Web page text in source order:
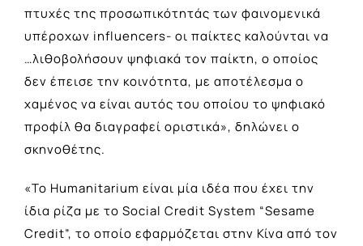
πτυχές της προσωπικότητάς των φαινομενικά
υπέροχων influencers- οι παίκτες καλούνται να
…λιθοβολήσουν ψηφιακά τον παίκτη, ο οποίος
δεν έπεισε την κοινότητα, με αποτέλεσμα ο
χαμένος να είναι αυτός του οποίου το ψηφιακό
προφίλ θα διαγραφεί οριστικά», δηλώνει ο
σκηνοθέτης.
«Το Humanitarium είναι μία ιδέα που έχει την
ίδια ρίζα με το Social Credit System “Sesame
Credit”, το οποίο εφαρμόζεται στην Κίνα από τον